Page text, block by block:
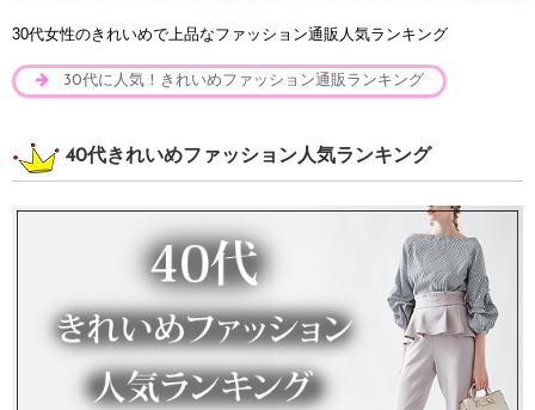
30代女性のきれいめで上品なファッション通販人気ランキング
30代に人気！きれいめファッション通販ランキング
40代きれいめファッション人気ランキング